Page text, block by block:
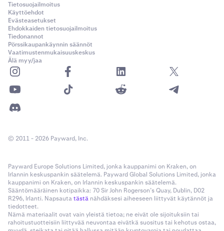
Tietosuojailmoitus
Käyttöehdot
Evästeasetukset
Ehdokkaiden tietosuojailmoitus
Tiedonannot
Pörssikaupankäynnin säännöt
Vaatimustenmukaisuuskeskus
Älä myy/jaa
© 2011 - 2026 Payward, Inc.
Payward Europe Solutions Limited, jonka kauppanimi on Kraken, on
Irlannin keskuspankin säätelemä. Payward Global Solutions Limited, jonka
kauppanimi on Kraken, on Irlannin keskuspankin säätelemä.
Sääntömääräinen kotipaikka: 70 Sir John Rogerson’s Quay, Dublin, D02
R296, Irlanti. Napsautatästä nähdäksesi aiheeseen liittyvät käytännöt ja
tiedotteet.
Nämä materiaalit ovat vain yleistä tietoa; ne eivät ole sijoituksiin tai
rahoitustuotteisiin liittyvää neuvontaa eivätkä suositus tai kehotus ostaa,